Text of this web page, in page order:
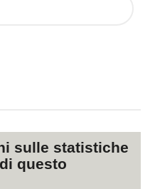
sulle statistiche
questo